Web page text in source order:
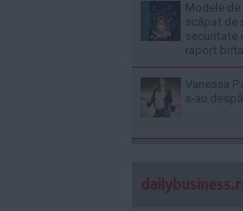
Modele
scăpat de
securitate
raport
Vanessa
s-au